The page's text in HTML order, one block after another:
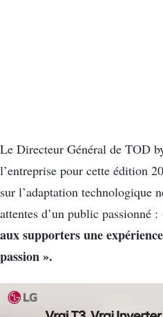
Le Directeur Général de TOD
l’entreprise pour cette édition
sur l’adaptation technologique
attentes d’un public passionné :
aux supporters une
passion».